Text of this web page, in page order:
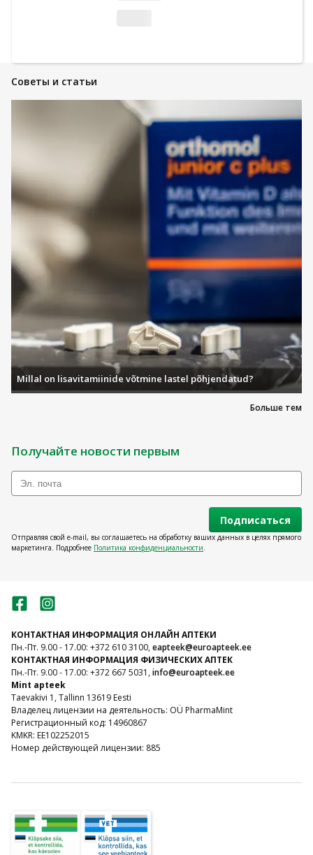
Советы и статьи
Больше тем
Millal on lisavitamiinide võtmine lastel põhjendatud?
Получайте новости первым
Подписаться
Отправляя свой e-mail, вы соглашаетесь на обработку ваших данных в целях прямого
маркетинга. Подробнее Политика конфиденциальности.
КОНТАКТНАЯ ИНФОРМАЦИЯ ОНЛАЙН АПТЕКИ
Пн.-Пт. 9.00 - 17.00: +372 610 3100,eapteek@euroapteek.ee
КОНТАКТНАЯ ИНФОРМАЦИЯ ФИЗИЧЕСКИХ АПТЕК
Пн.-Пт. 9.00 - 17.00: +372 667 5031,info@euroapteek.ee
Mint apteek
Taevakivi 1, Tallinn 13619 Eesti
Владелец лицензии на деятельность: OÜ PharmaMint
Регистрационный код: 14960867
KMKR: EE102252015
Номер действующей лицензии: 885